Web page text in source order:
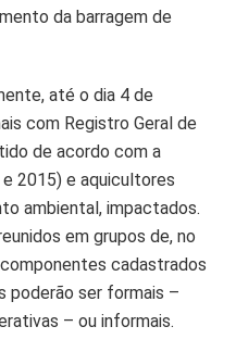
da barragem de
até o dia 4 de
com Registro Geral de
de acordo com a
2015) e aquicultores
ambiental, impactados.
em grupos de, no
cadastrados
poderão ser formais –
– ou informais.